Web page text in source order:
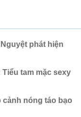
phát hiện
tam mặc sexy
cảnh nóng táo bạo